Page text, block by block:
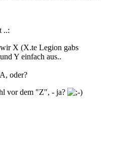
..:
wir X (X.te Legion gabs
Y einfach aus..
oder?
vor dem "Z", - ja?